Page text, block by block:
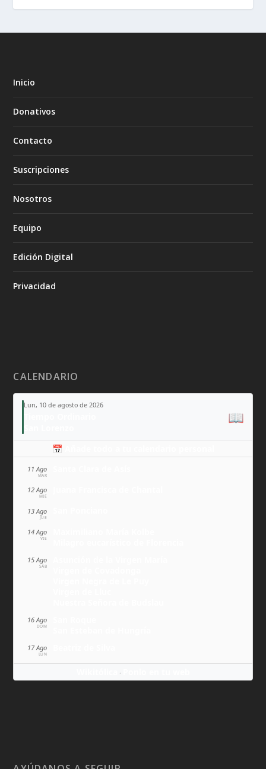
Inicio
Donativos
Contacto
Suscripciones
Nosotros
Equipo
Edición Digital
Privacidad
CALENDARIO
Lun, 10 de agosto de 2026
📖
📅 Añade todo a tu calendario personal
11 Ago
MAR
12 Ago
MIÉ
13 Ago
JUE
14 Ago
VIE
15 Ago
SÁB
16 Ago
DOM
17 Ago
LUN
·